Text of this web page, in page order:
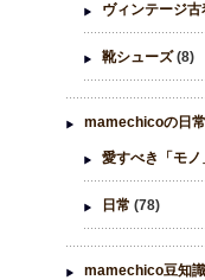
ヴィンテージ古
靴シューズ(8)
mamechicoの日常
愛すべき「モノ
日常 (78)
mamechico豆知識